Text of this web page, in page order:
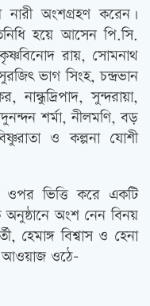
অংশগ্রহণ করেন।
হয়ে আসেন পি.সি.
রায়, সোমনাথ
ভাগ সিংহ, চন্দ্রভান
সুন্দরায়া,
শর্মা, নীলমণি, বড়
ও কল্পনা যোশী
ওপর ভিত্তি করে একটি
অনুষ্ঠানে অংশ নেন বিনয়
হেমাঙ্গ বিশ্বাস ও হেনা
আওয়াজ ওঠে-